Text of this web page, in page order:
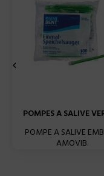
POMPES A SALIVE
POMPE A SALIVE
AMOVIB.
